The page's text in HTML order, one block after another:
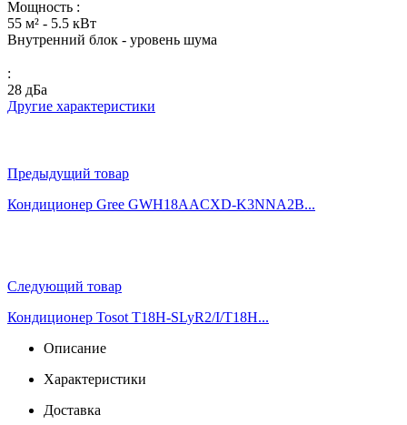
Мощность :
55 м² - 5.5 кВт
Внутренний блок - уровень шума
:
28 дБа
Другие характеристики
Предыдущий товар
Кондиционер Gree GWH18AACXD-K3NNA2B...
Следующий товар
Кондиционер Tosot T18H-SLyR2/I/T18H...
Описание
Характеристики
Доставка